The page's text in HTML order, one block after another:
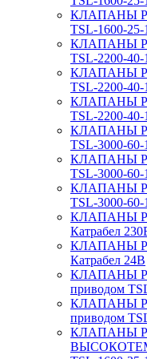
КЛАПАНЫ
TSL-1600-25-
КЛАПАНЫ
TSL-2200-40-
КЛАПАНЫ
TSL-2200-40-
КЛАПАНЫ
TSL-2200-40-
КЛАПАНЫ
TSL-3000-60-
КЛАПАНЫ
TSL-3000-60-
КЛАПАНЫ
TSL-3000-60-
КЛАПАНЫ
Катрабел
КЛАПАНЫ
Катрабел 24В
КЛАПАНЫ
приводом
КЛАПАНЫ
приводом
КЛАПАНЫ